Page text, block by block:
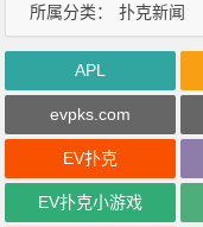
所属分类： 扑克新闻
APL
evpks.com
EV扑克
EV扑克小游戏